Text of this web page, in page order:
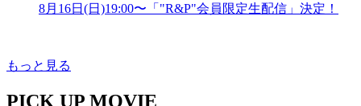
8月16日(日)19:00〜「"R&P"会員限定生配信」決定！
もっと見る
PICK UP MOVIE